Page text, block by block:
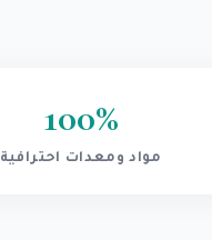
100%
مواد ومعدات احترافية